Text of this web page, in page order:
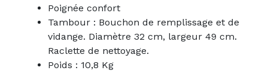
Poignée confort
Tambour : Bouchon de remplissage et de
vidange. Diamètre 32 cm, largeur 49 cm.
Raclette de nettoyage.
Poids : 10,8 Kg